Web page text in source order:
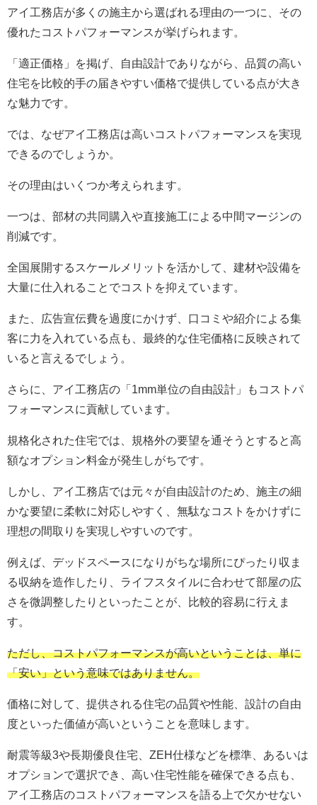
アイ工務店が多くの施主から選ばれる理由の一つに、その
優れたコストパフォーマンスが挙げられます。
「適正価格」を掲げ、自由設計でありながら、品質の高い
住宅を比較的手の届きやすい価格で提供している点が大き
な魅力です。
では、なぜアイ工務店は高いコストパフォーマンスを実現
できるのでしょうか。
その理由はいくつか考えられます。
一つは、部材の共同購入や直接施工による中間マージンの
削減です。
全国展開するスケールメリットを活かして、建材や設備を
大量に仕入れることでコストを抑えています。
また、広告宣伝費を過度にかけず、口コミや紹介による集
客に力を入れている点も、最終的な住宅価格に反映されて
いると言えるでしょう。
さらに、アイ工務店の「1mm単位の自由設計」もコストパ
フォーマンスに貢献しています。
規格化された住宅では、規格外の要望を通そうとすると高
額なオプション料金が発生しがちです。
しかし、アイ工務店では元々が自由設計のため、施主の細
かな要望に柔軟に対応しやすく、無駄なコストをかけずに
理想の間取りを実現しやすいのです。
例えば、デッドスペースになりがちな場所にぴったり収ま
る収納を造作したり、ライフスタイルに合わせて部屋の広
さを微調整したりといったことが、比較的容易に行えま
す。
ただし、コストパフォーマンスが高いということは、単に
「安い」という意味ではありません。
価格に対して、提供される住宅の品質や性能、設計の自由
度といった価値が高いということを意味します。
耐震等級3や長期優良住宅、ZEH仕様などを標準、あるいは
オプションで選択でき、高い住宅性能を確保できる点も、
アイ工務店のコストパフォーマンスを語る上で欠かせない